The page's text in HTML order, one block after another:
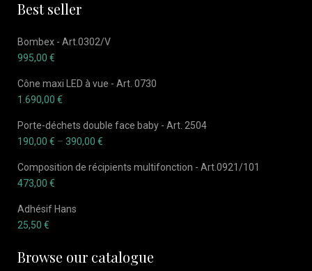
Best seller
Bombex - Art.0302/V
995,00 €
Cône maxi LED à vue - Art. 0730
1.690,00 €
Porte-déchets double face baby - Art. 2504
190,00 € – 390,00 €
Composition de récipients multifonction - Art.0921/101
473,00 €
Adhésif Hans
25,50 €
Browse our catalogue